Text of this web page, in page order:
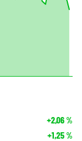
+2,06%
+1,25%